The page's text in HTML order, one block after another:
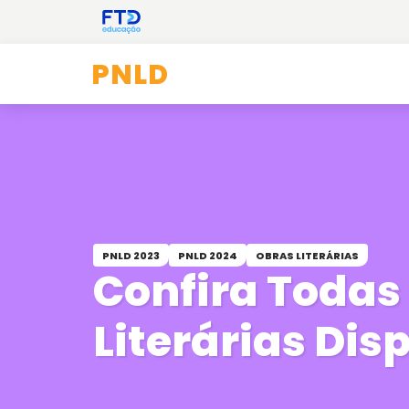
PNLD
PNLD 2023 PNLD 2024 OBRAS LITERÁRIAS
Confira
Literárias